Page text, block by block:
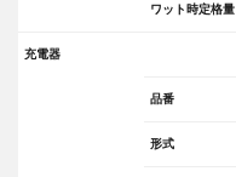
ワット時定格量
充電器
品番
形式